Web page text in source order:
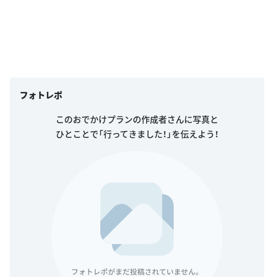
フォトレポ
このおでかけプランの作成者さんに写真と
ひとことで「行ってきました！」を伝えよう！